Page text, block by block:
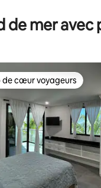
de mer avec
de cœur voyageurs
de cœur voyageurs